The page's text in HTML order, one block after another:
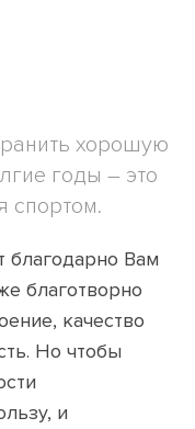
хорошую
годы – это
спортом.
благодарно Вам
благотворно
качество
Но чтобы
и